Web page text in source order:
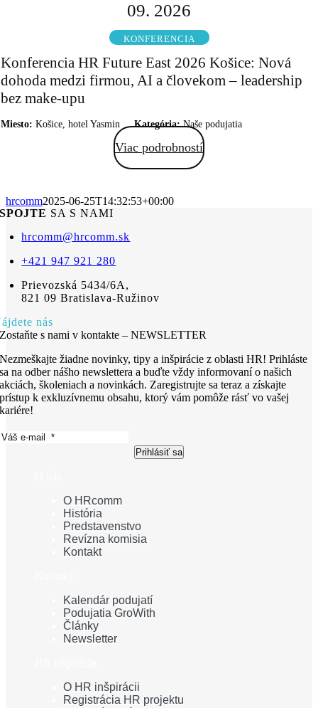
09. 2026
KONFERENCIA
Konferencia HR Future East 2026 Košice: Nová
dohoda medzi firmou, AI a človekom – leadership
bez make-upu
Miesto: Košice, hotel Yasmin Kategória:Naše podujatia
Viac podrobností
hrcomm2025-06-25T14:32:53+00:00
SPOJTE SA S NAMI
hrcomm@hrcomm.sk
+421 947 921 280
Prievozská 5434/6A,
821 09 Bratislava-Ružinov
nás
Zostaňte s nami v kontakte – NEWSLETTER
Nezmeškajte žiadne novinky, tipy a inšpirácie z oblasti HR! Prihláste
sa na odber nášho newslettera a buďte vždy informovaní o našich
akciách, školeniach a novinkách. Zaregistrujte sa teraz a získajte
prístup k exkluzívnemu obsahu, ktorý vám pomôže rásť vo vašej
kariére!
Prihlásiť sa
O HRcomm
História
Predstavenstvo
Revízna komisia
Kontakt
Kalendár podujatí
Podujatia GroWith
Články
Newsletter
O HR inšpirácii
Registrácia HR projektu